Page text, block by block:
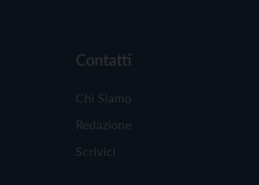
Contatti
Chi Siamo
Redazione
Scrivici